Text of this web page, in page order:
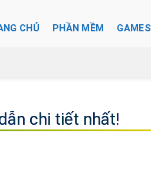
CHỦ PHẦN MỀM GAMES
chi tiết nhất!